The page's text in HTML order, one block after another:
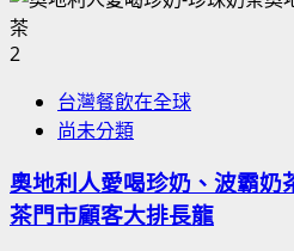
2
台灣餐飲在全球
尚未分類
奧地利人愛喝珍奶、波霸奶
茶門市顧客大排長龍